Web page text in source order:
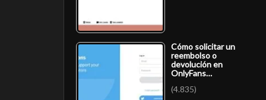
Cómo solicitar un
reembolso o
devolución en
OnlyFans…
(4.835)